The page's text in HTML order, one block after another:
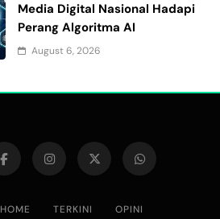
Media Digital Nasional Hadapi
Perang Algoritma AI
August 6, 2026
HOME TERKINI OPINI